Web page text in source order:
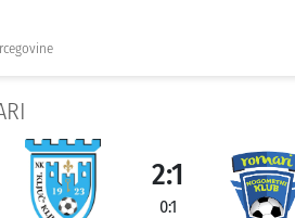
2:1
0:1